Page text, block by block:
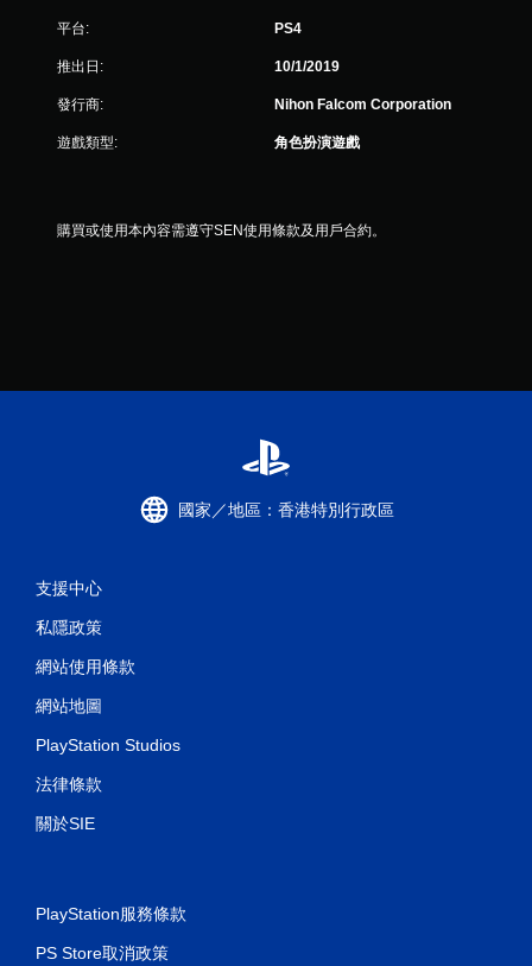
平台: PS4
推出日: 10/1/2019
發行商: Nihon Falcom Corporation
遊戲類型: 角色扮演遊戲
購買或使用本內容需遵守SEN使用條款及用戶合約。
國家／地區：香港特別行政區
支援中心
私隱政策
網站使用條款
網站地圖
PlayStation Studios
法律條款
關於SIE
PlayStation服務條款
PS Store取消政策